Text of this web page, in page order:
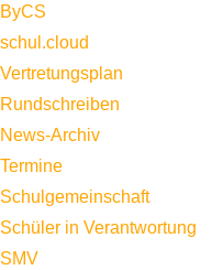
ByCS
schul.cloud
Vertretungsplan
Rundschreiben
News-Archiv
Termine
Schulgemeinschaft
Schüler in Verantwortung
SMV